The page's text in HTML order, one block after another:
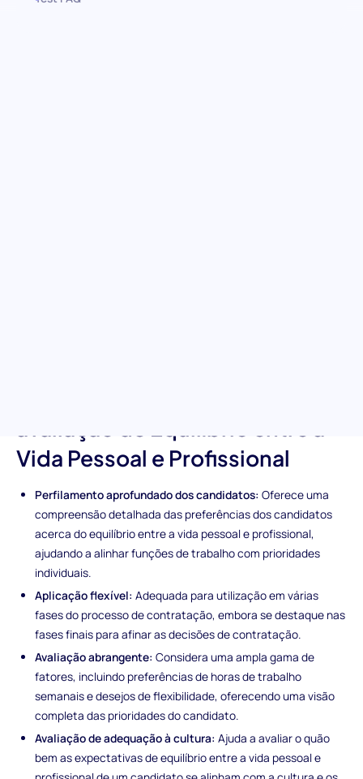
Vida Pessoal e Profissional
Perfilamento aprofundado dos candidatos: Oferece uma
compreensão detalhada das preferências dos candidatos
acerca do equilíbrio entre a vida pessoal e profissional,
ajudando a alinhar funções de trabalho com prioridades
individuais.
Aplicação flexível: Adequada para utilização em várias
fases do processo de contratação, embora se destaque nas
fases finais para afinar as decisões de contratação.
Avaliação abrangente: Considera uma ampla gama de
fatores, incluindo preferências de horas de trabalho
semanais e desejos de flexibilidade, oferecendo uma visão
completa das prioridades do candidato.
Avaliação de adequação à cultura: Ajuda a avaliar o quão
bem as expectativas de equilíbrio entre a vida pessoal e